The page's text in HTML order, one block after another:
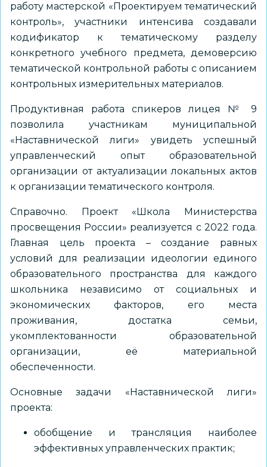
работу мастерской «Проектируем тематический
контроль», участники интенсива создавали
кодификатор к тематическому разделу
конкретного учебного предмета, демоверсию
тематической контрольной работы с описанием
контрольных измерительных материалов.
Продуктивная работа спикеров лицея № 9
позволила участникам муниципальной
«Наставнической лиги» увидеть успешный
управленческий опыт образовательной
организации от актуализации локальных актов
к организации тематического контроля.
Справочно. Проект «Школа Министерства
просвещения России» реализуется с 2022 года.
Главная цель проекта – создание равных
условий для реализации идеологии единого
образовательного пространства для каждого
школьника независимо от социальных и
экономических факторов, его места
проживания, достатка семьи,
укомплектованности образовательной
организации, её материальной
обеспеченности.
Основные задачи «Наставнической лиги»
проекта:
обобщение и трансляция наиболее
эффективных управленческих практик;